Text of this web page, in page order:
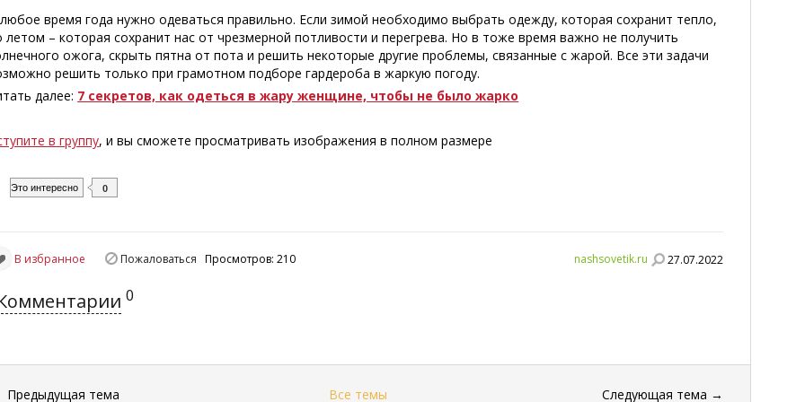
время года нужно одеваться правильно. Если зимой необходимо выбрать одежду, которая сохранит тепло,
летом – которая сохранит нас от чрезмерной потливости и перегрева. Но в тоже время важно не получить
ожога, скрыть пятна от пота и решить некоторые другие проблемы, связанные с жарой. Все эти задачи
решить только при грамотном подборе гардероба в жаркую погоду.
далее: 7 секретов, как одеться в жару женщине, чтобы не было жарко
в группу, и вы сможете просматривать изображения в полном размере
Это интересно 0
nashsovetik.ru 27.07.2022
В избранное Пожаловаться Просмотров: 210
0
Предыдущая тема Все темы Следующая тема →